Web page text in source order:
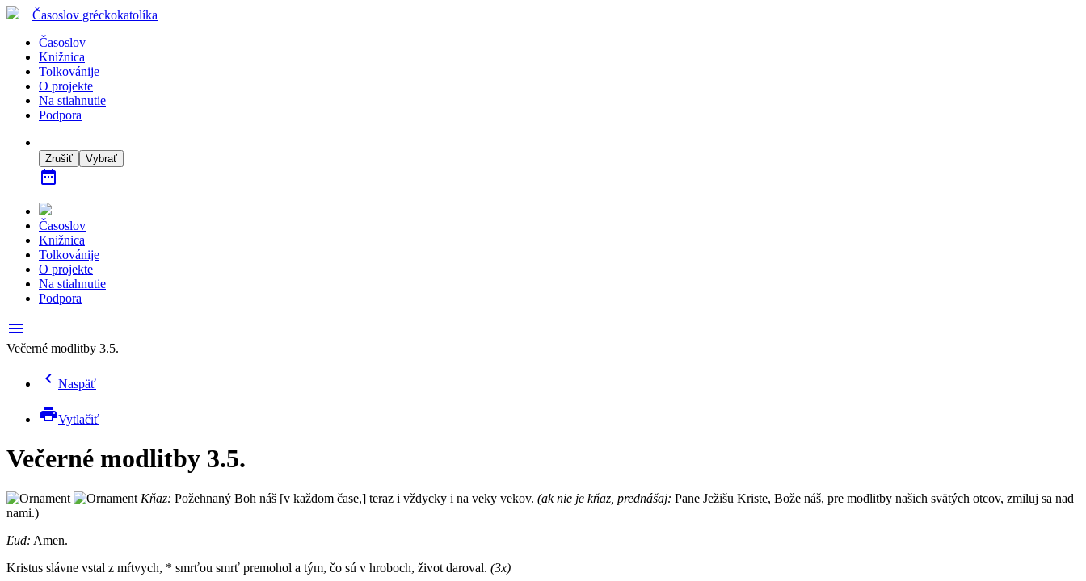
Časoslov gréckokatolíka
Časoslov
Knižnica
Tolkovánije
O projekte
Na stiahnutie
Podpora
Zrušiť Vybrať
date_range
Časoslov
Knižnica
Tolkovánije
O projekte
Na stiahnutie
Podpora
menu
Večerné modlitby 3.5.
chevron_left Naspäť
printVytlačiť
Večerné modlitby 3.5.
Kňaz: Požehnaný Boh náš [v každom čase,] teraz i vždycky i na veky vekov. (ak nie je kňaz, prednášaj: Pane Ježišu Kriste, Bože náš, pre modlitby našich svätých otcov, zmiluj sa nad
nami.)
Ľud: Amen.
Kristus slávne vstal z mŕtvych, * smrťou smrť premohol a tým, čo sú v hroboch, život daroval. (3x)